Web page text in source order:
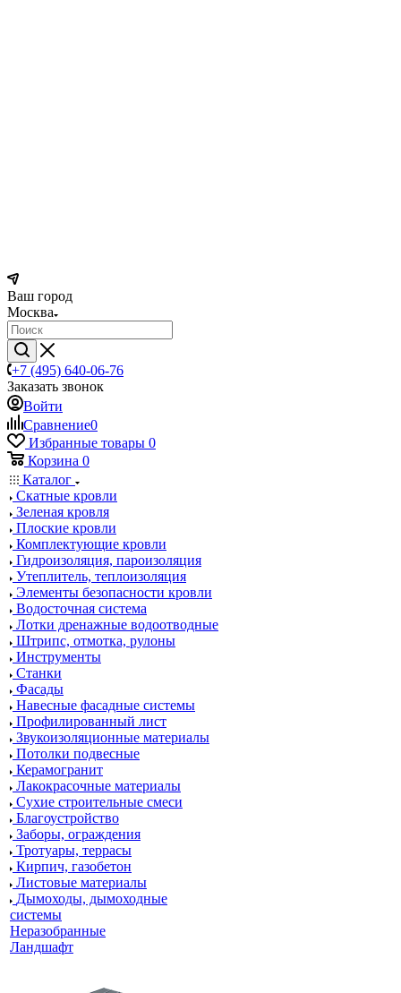
Ваш город
Москва
+7 (495) 640-06-76
Заказать звонок
Войти
Сравнение0
Избранные товары 0
Корзина 0
Каталог
Скатные кровли
Зеленая кровля
Плоские кровли
Комплектующие кровли
Гидроизоляция, пароизоляция
Утеплитель, теплоизоляция
Элементы безопасности кровли
Водосточная система
Лотки дренажные водоотводные
Штрипс, отмотка, рулоны
Инструменты
Станки
Фасады
Навесные фасадные системы
Профилированный лист
Звукоизоляционные материалы
Потолки подвесные
Керамогранит
Лакокрасочные материалы
Сухие строительные смеси
Благоустройство
Заборы, ограждения
Тротуары, террасы
Кирпич, газобетон
Листовые материалы
Дымоходы, дымоходные
системы
Неразобранные
Ландшафт